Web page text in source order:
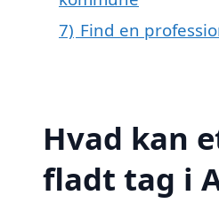
7) Find en
Hvad kan
fladt tag i